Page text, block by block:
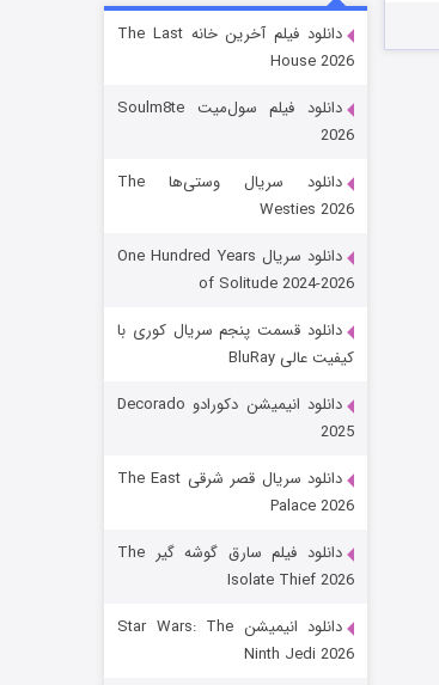
قسمت
رویایی برای تو
قسمت
دانلود فیلم آخرین خانه The Last
House 2026
دانلود فیلم سول‌میت Soulm8te
2026
دانلود سریال وستی‌ها The
Westies 2026
دانلود سریال One Hundred Years
of Solitude 2024-2026
دانلود قسمت پنجم سریال کوری با
کیفیت عالی BluRay
دانلود انیمیشن دکورادو Decorado
2025
دانلود سریال قصر شرقی The East
Palace 2026
دانلود فیلم سارق گوشه گیر The
Isolate Thief 2026
دانلود انیمیشن Star Wars: The
Ninth Jedi 2026